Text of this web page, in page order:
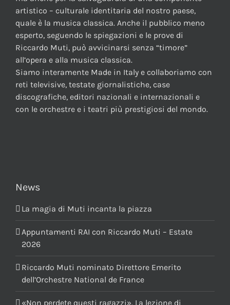
artistico – culturale identitaria del nostro paese,
quale è la musica classica. Anche il pubblico meno
esperto, seguendo le spiegazioni e le prove di
Riccardo Muti, può avvicinarsi senza “timore”
all’opera e alla musica classica.
Siamo interamente Made in Italy e collaboriamo con
reti televisive, testate giornalistiche, case
discografiche, editori nazionali e internazionali e
con le orchestre e i teatri più prestigiosi del mondo.
News
La magia di Muti incanta la piazza
Appuntamenti RAI con Riccardo Muti – Estate
2026
Riccardo Muti nominato Direttore Emerito
dell’Orchestre National de France
«Non perdete questi ragazzi». La lezione di